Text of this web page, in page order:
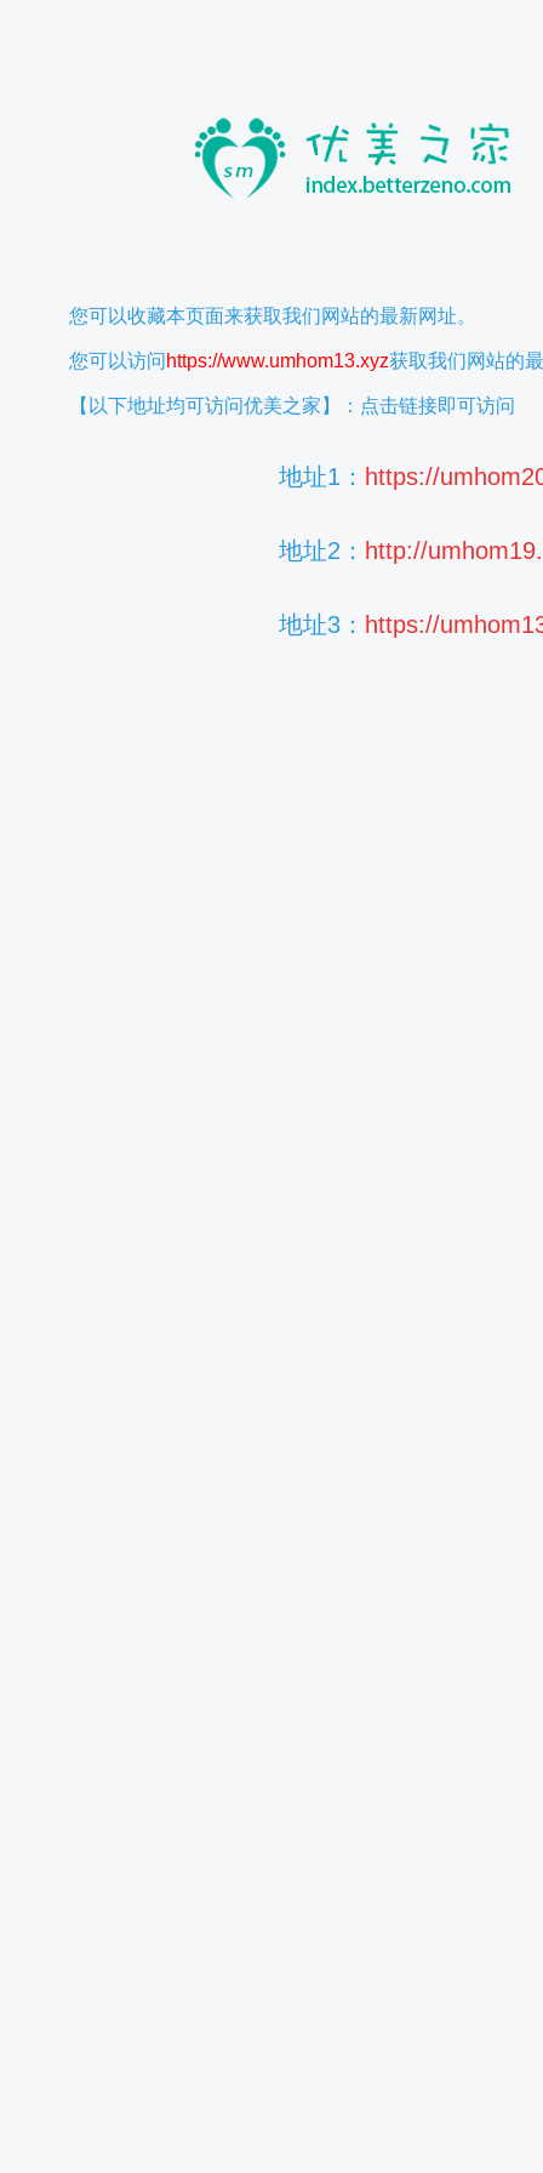
您可以收藏本页面来获取我们网站的最新网址。
您可以访问 https://www.umhom13.xyz获取我们网站的
【以下地址均可访问优美之家】：点击链接即可访问
地址1： https://
地址2： http://
地址3： https://